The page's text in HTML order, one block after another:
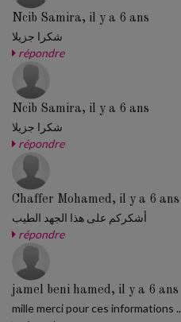
Ncib Samira, il y a 6 ans
شكرا جزيلا
répondre
Ncib Samira, il y a 6 ans
شكرا جزيلا
répondre
Chaffer Mohamed, il y a 6 ans
أشكركم على هذا الجهد الطيب
répondre
jamel beni hamed, il y a 6 ans
mille merci pour ces informations ..